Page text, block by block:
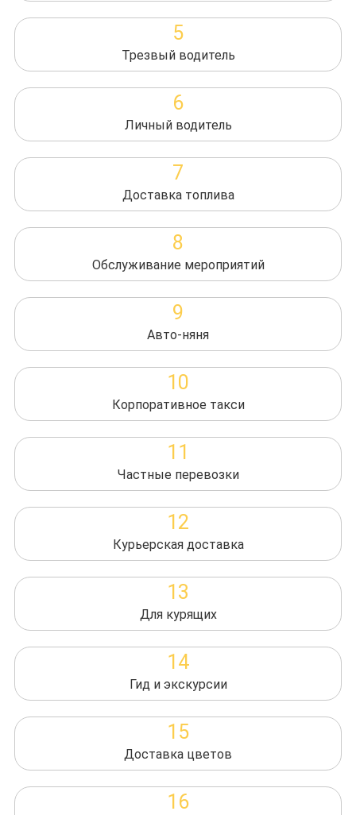
5
Трезвый водитель
6
Личный водитель
7
Доставка топлива
8
Обслуживание мероприятий
9
Авто-няня
10
Корпоративное такси
11
Частные перевозки
12
Курьерская доставка
13
Для курящих
14
Гид и экскурсии
15
Доставка цветов
16